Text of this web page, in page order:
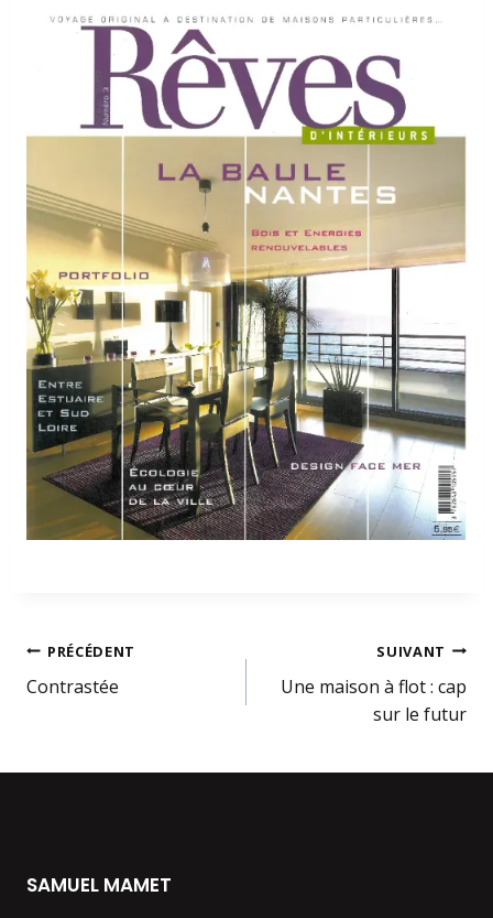
Navigation
de
PRÉCÉDENT
Contrastée
SUIVANT
Une maison à flot : cap
sur le futur
SAMUEL MAMET